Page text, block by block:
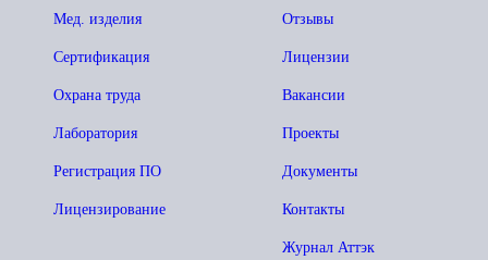
Отзывы
Лицензии
Вакансии
Проекты
Документы
Контакты
Журнал Аттэк
Мед. изделия
Сертификация
Охрана труда
Лаборатория
Регистрация ПО
Лицензирование